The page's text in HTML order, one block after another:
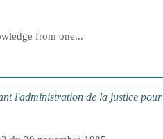
from one...
l'administration de la justice